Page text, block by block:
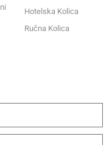
Hotelska Kolica
Ručna Kolica